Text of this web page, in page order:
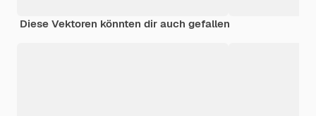
Diese Vektoren könnten dir auch gefallen